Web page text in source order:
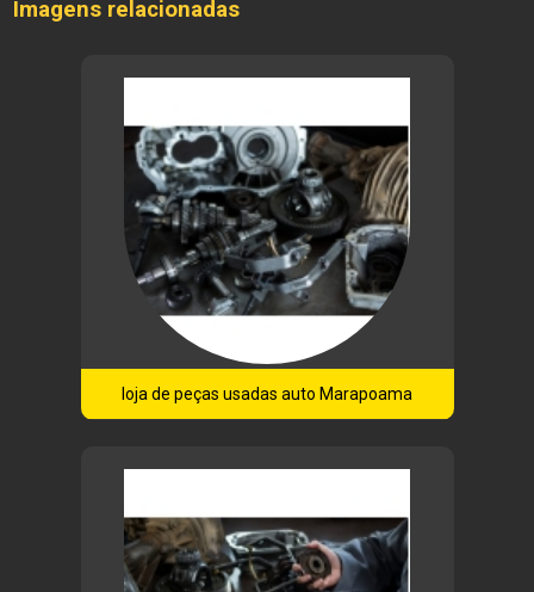
Imagens relacionadas
loja de peças usadas auto Marapoama